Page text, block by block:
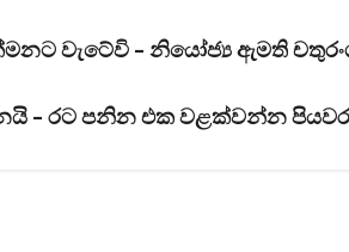
වැටේවි – නියෝජ්‍ය ඇමති
– රට පනින එක වළක්වන්න පියවර